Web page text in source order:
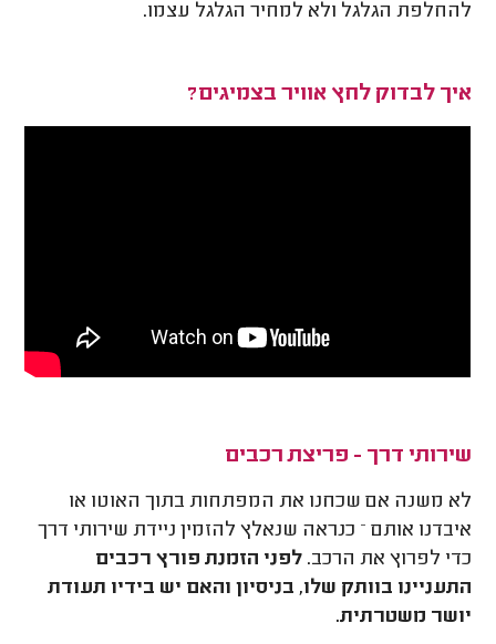
להחלפת הגלגל ולא למחיר הגלגל עצמו.
איך לבדוק לחץ אוויר בצמיגים?
שירותי דרך - פריצת רכבים
לא משנה אם שכחנו את המפתחות בתוך האוטו או
איבדנו אותם – כנראה שנאלץ להזמין ניידת שירותי דרך
כדי לפרוץ את הרכב.לפני הזמנת פורץ רכבים
התעניינו בוותק שלו, בניסיון והאם יש בידיו תעודת
יושר משטרתית.